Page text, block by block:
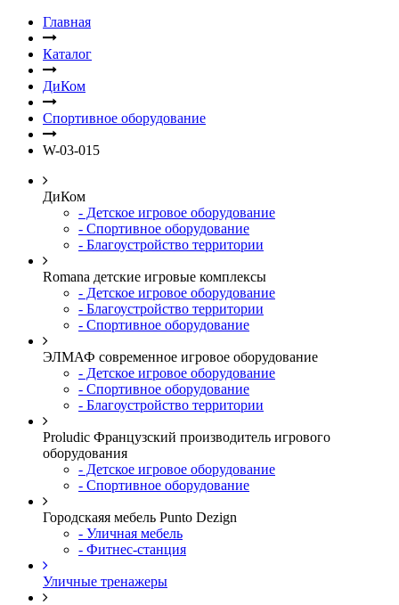
Главная
Каталог
ДиКом
Спортивное оборудование
W-03-015
ДиКом
- Детское игровое оборудование
- Спортивное оборудование
- Благоустройство территории
Romana детские игровые комплексы
- Детское игровое оборудование
- Благоустройство территории
- Спортивное оборудование
ЭЛМАФ современное игровое оборудование
- Детское игровое оборудование
- Спортивное оборудование
- Благоустройство территории
Proludic Французский производитель игрового
оборудования
- Детское игровое оборудование
- Спортивное оборудование
Городскаяя мебель Punto Dezign
- Уличная мебель
- Фитнес-станция
Уличные тренажеры